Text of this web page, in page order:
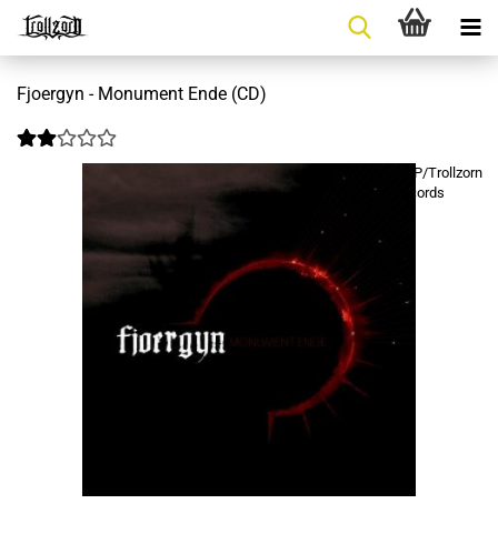
Fjoergyn - Monument Ende (CD)
SMP/Trollzorn
Records